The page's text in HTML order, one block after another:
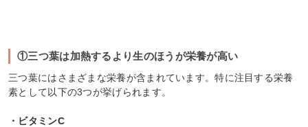
①三つ葉は加熱するより生のほうが栄養が高い
三つ葉にはさまざまな栄養が含まれています。特に注目する栄養
素として以下の3つが挙げられます。
・ビタミンC